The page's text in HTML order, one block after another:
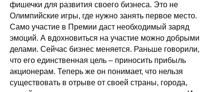
фишечки для развития своего бизнеса. Это не
Олимпийские игры, где нужно занять первое место.
Само участие в Премии даст необходимый заряд
эмоций. А вдохновиться на участие можно добрыми
делами. Сейчас бизнес меняется. Раньше говорили,
что его единственная цель – приносить прибыль
акционерам. Теперь же он понимает, что нельзя
существовать в отрыве от своей страны, города,